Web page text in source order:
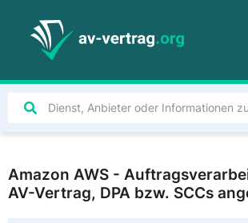
Amazon AWS -
AV-Vertrag, DPA bzw. SCCs